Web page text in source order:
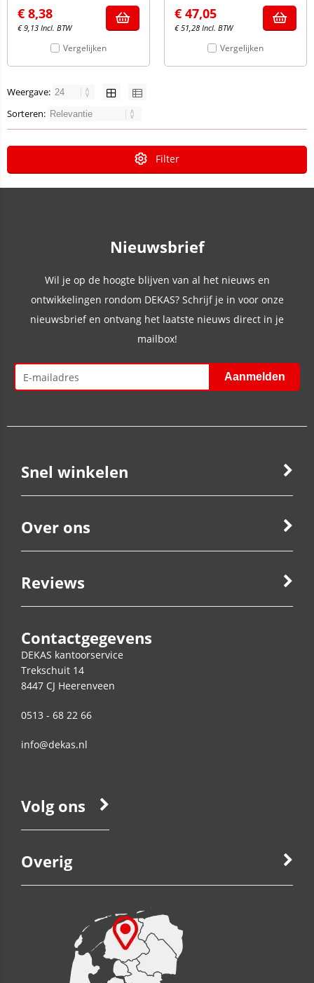
€ 8,38
€9,13 Incl. BTW
Vergelijken
€ 47,05
€51,28 Incl. BTW
Vergelijken
Weergave:
Sorteren:
Filter
Nieuwsbrief
Wil je op de hoogte blijven van al het nieuws en
ontwikkelingen rondom DEKAS? Schrijf je in voor onze
nieuwsbrief en ontvang het laatste nieuws direct in je
mailbox!
Snel winkelen
Over ons
Reviews
Contactgegevens
DEKAS kantoorservice
Trekschuit 14
8447 CJ Heerenveen
0513 - 68 22 66
info@dekas.nl
Volg ons
Overig